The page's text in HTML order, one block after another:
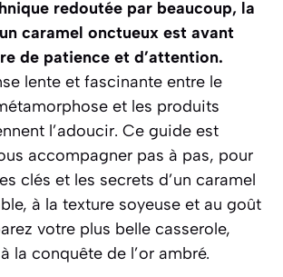
redoutée par beaucoup, la
caramel onctueux est avant
de patience et d’attention.
lente et fascinante entre le
et les produits
l’adoucir. Ce guide est
accompagner pas à pas, pour
clés et les secrets d’un caramel
à la texture soyeuse et au goût
votre plus belle casserole,
la conquête de l’or ambré.